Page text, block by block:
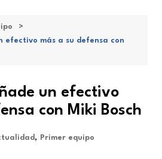
efectivo más a su defensa con
un efectivo
con Miki Bosch
, Primer equipo